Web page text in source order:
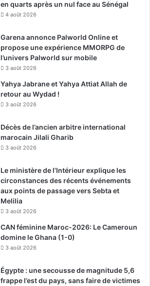
en quarts après un nul face au Sénégal
4 août 2026
Garena annonce Palworld Online et
propose une expérience MMORPG de
l’univers Palworld sur mobile
3 août 2026
Yahya Jabrane et Yahya Attiat Allah de
retour au Wydad !
3 août 2026
Décès de l’ancien arbitre international
marocain Jilali Gharib
3 août 2026
Le ministère de l’Intérieur explique les
circonstances des récents événements
aux points de passage vers Sebta et
Melilia
3 août 2026
CAN féminine Maroc-2026: Le Cameroun
domine le Ghana (1-0)
3 août 2026
Égypte : une secousse de magnitude 5,6
frappe l’est du pays, sans faire de victimes